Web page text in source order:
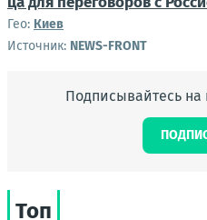
Гео: Киев
Источник: NEWS-FRONT
Подписывайтесь на
Топ